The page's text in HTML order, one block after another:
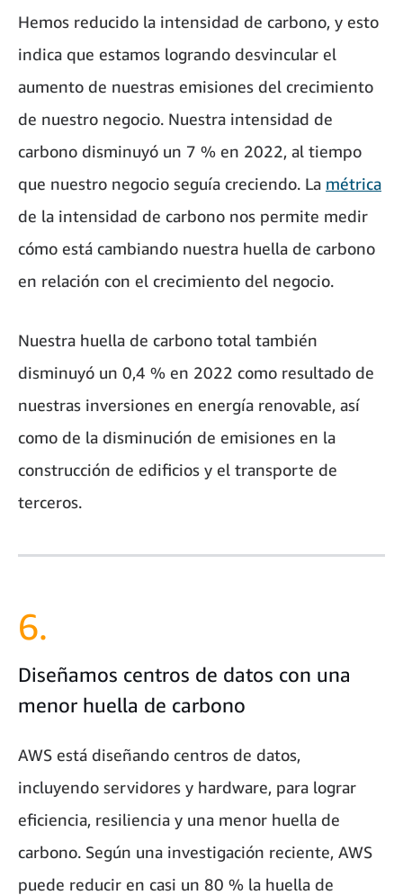
Hemos reducido la intensidad de carbono, y esto
indica que estamos logrando desvincular el
aumento de nuestras emisiones del crecimiento
de nuestro negocio. Nuestra intensidad de
carbono disminuyó un 7 % en 2022, al tiempo
que nuestro negocio seguía creciendo. La métrica
de la intensidad de carbono nos permite medir
cómo está cambiando nuestra huella de carbono
en relación con el crecimiento del negocio.
Nuestra huella de carbono total también
disminuyó un 0,4 % en 2022 como resultado de
nuestras inversiones en energía renovable, así
como de la disminución de emisiones en la
construcción de edificios y el transporte de
terceros.
6.
Diseñamos centros de datos con una
menor huella de carbono
AWS está diseñando centros de datos,
incluyendo servidores y hardware, para lograr
eficiencia, resiliencia y una menor huella de
carbono. Según una investigación reciente, AWS
puede reducir en casi un 80 % la huella de